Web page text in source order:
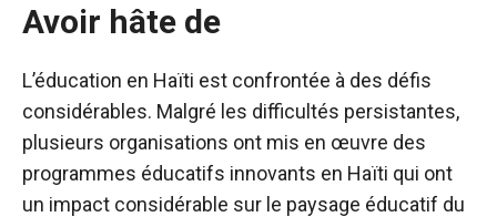
Avoir hâte de
L’éducation en Haïti est confrontée à des défis
considérables. Malgré les difficultés persistantes,
plusieurs organisations ont mis en œuvre des
programmes éducatifs innovants en Haïti qui ont
un impact considérable sur le paysage éducatif du